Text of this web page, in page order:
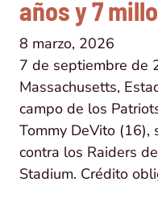
años y 7
8 marzo, 2026
7 de septiembre de
Massachusetts,
campo de los
Tommy DeVito
contra los Raiders
Stadium. Crédito